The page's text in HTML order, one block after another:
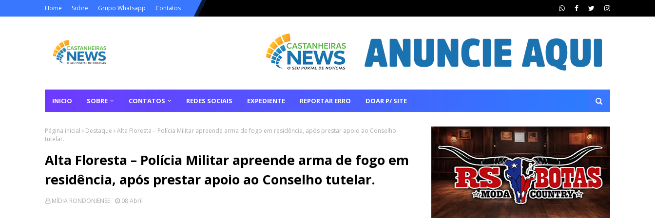
Home Sobre Grupo Whatsapp Contatos
INICIO SOBRE CONTATOS REDES SOCIAIS EXPEDIENTE REPORTAR ERRO DOAR P/ SITE
Página inicial Destaque
Alta Floresta – Polícia Militar apreende arma de fogo em residência, após prestar apoio ao Conselho
tutelar.
Alta Floresta – Polícia Militar apreende arma de fogo em
residência, após prestar apoio ao Conselho tutelar.
MÍDIA RONDONIENSE 08 Abril